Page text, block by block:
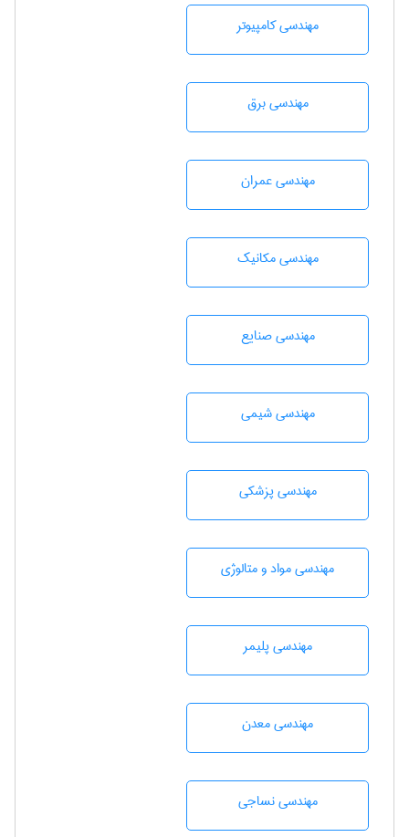
مهندسی كامپيوتر
مهندسی برق
مهندسی عمران
مهندسی مکانیک
مهندسی صنايع
مهندسي شيمی
مهندسی پزشکی
مهندسی مواد و متالوژی
مهندسی پليمر
مهندسی معدن
مهندسي نساجی